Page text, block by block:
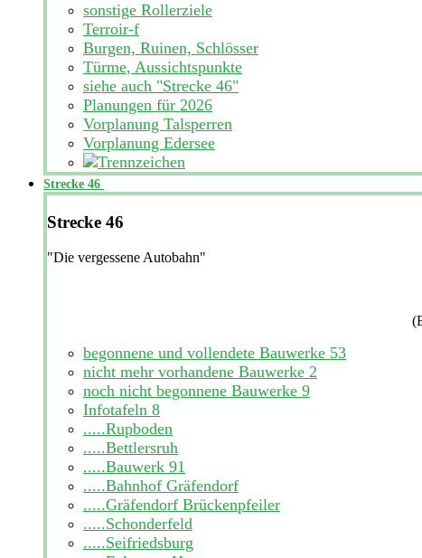
sonstige Rollerziele
Terroir-f
Burgen, Ruinen, Schlösser
Türme, Aussichtspunkte
siehe auch "Strecke 46"
Planungen für 2026
Vorplanung Talsperren
Vorplanung Edersee
Strecke 46
Strecke 46
"Die vergessene Autobahn"
begonnene und vollendete Bauwerke 53
nicht mehr vorhandene Bauwerke 2
noch nicht begonnene Bauwerke 9
Infotafeln 8
.....Rupboden
.....Bettlersruh
.....Bauwerk 91
.....Bahnhof Gräfendorf
.....Gräfendorf Brückenpfeiler
.....Schonderfeld
.....Seifriedsburg